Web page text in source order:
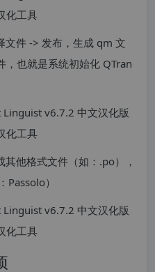
文件 -> 发布，生成 qm 文
也就是系统初始化 QTran
他格式文件（如：.po），
Passolo）